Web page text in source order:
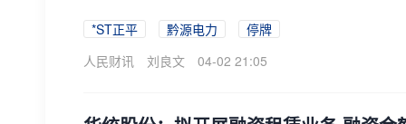
*ST正平 黔源电力
停牌
人民财讯
刘良文 04-02 21:05